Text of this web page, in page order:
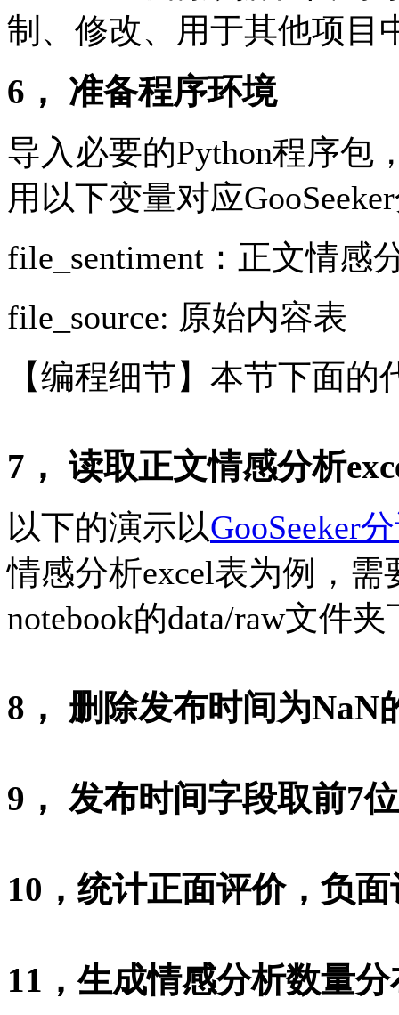
制、修改、用于其他项目
6， 准备程序环境
导入必要的Python程序包
用以下变量对应
file_sentiment：正文情感
file_source: 原始内容表
【编程细节】本节下面
7， 读取正文情感分析
以下的演示以GooSeeker
情感分析excel表为例，
notebook的data/raw文件夹
8， 删除发布时间为NaN
9， 发布时间字段取前7
10，统计正面评价，负
11，生成情感分析数量